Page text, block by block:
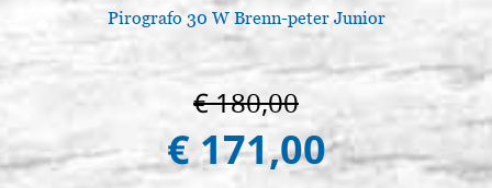
Pirografo 30 W Brenn-peter Junior
€ 180,00
€ 171,00